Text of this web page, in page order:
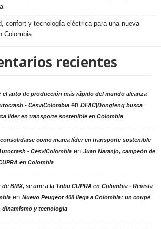
confort y tecnología eléctrica para una nueva
Colombia
recientes
el auto de producción más rápido del mundo alcanza
- CesviColombia en DFAC|Dongfeng busca
líder en transporte sostenible en Colombia
como marca líder en transporte sostenible
- CesviColombia en Juan Naranjo, campeón de
en Colombia
BMX, se une a la Tribu CUPRA en Colombia - Revista
en Nuevo Peugeot 408 llega a Colombia: un coupé
dinamismo y tecnología